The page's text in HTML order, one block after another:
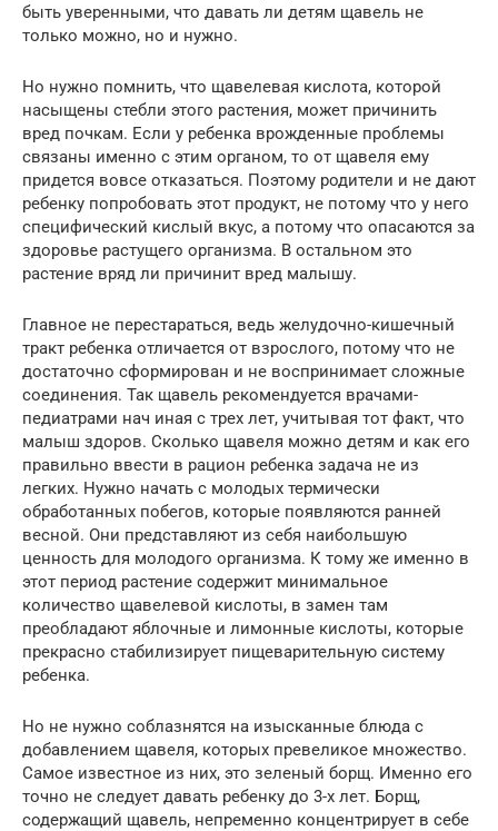
быть уверенными, что давать ли детям щавель не
только можно, но и нужно.
Но нужно помнить, что щавелевая кислота, которой
насыщены стебли этого растения, может причинить
вред почкам. Если у ребенка врожденные проблемы
связаны именно с этим органом, то от щавеля ему
придется вовсе отказаться. Поэтому родители и не дают
ребенку попробовать этот продукт, не потому что у него
специфический кислый вкус, а потому что опасаются за
здоровье растущего организма. В остальном это
растение вряд ли причинит вред малышу.
Главное не перестараться, ведь желудочно-кишечный
тракт ребенка отличается от взрослого, потому что не
достаточно сформирован и не воспринимает сложные
соединения. Так щавель рекомендуется врачами-
педиатрами нач иная с трех лет, учитывая тот факт, что
малыш здоров. Сколько щавеля можно детям и как его
правильно ввести в рацион ребенка задача не из
легких. Нужно начать с молодых термически
обработанных побегов, которые появляются ранней
весной. Они представляют из себя наибольшую
ценность для молодого организма. К тому же именно в
этот период растение содержит минимальное
количество щавелевой кислоты, в замен там
преобладают яблочные и лимонные кислоты, которые
прекрасно стабилизирует пищеварительную систему
ребенка.
Но не нужно соблазнятся на изысканные блюда с
добавлением щавеля, которых превеликое множество.
Самое известное из них, это зеленый борщ. Именно его
точно не следует давать ребенку до 3-х лет. Борщ,
содержащий щавель, непременно концентрирует в себе